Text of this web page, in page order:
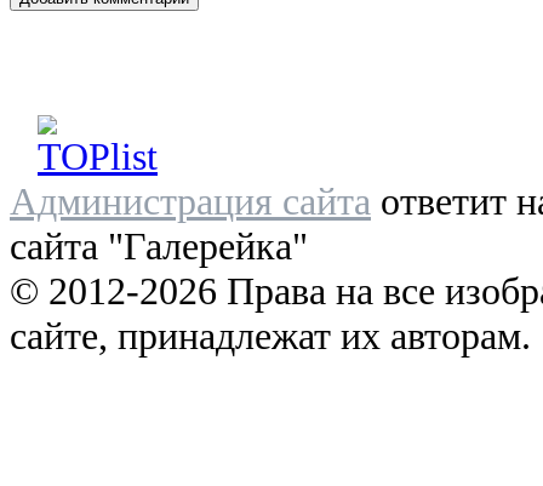
Администрация сайта ответит
сайта "Галерейка"
© 2012-2026 Права на все
сайте, принадлежат их авторам.